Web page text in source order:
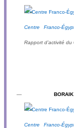
Centre Franco-
Rapport d’activité du
— BORAIK
Centre Franco-